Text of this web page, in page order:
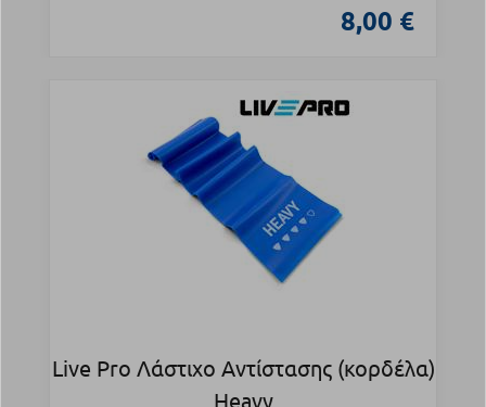
8,00 €
Live Pro Λάστιχο Αντίστασης (κορδέλα)
Heavy